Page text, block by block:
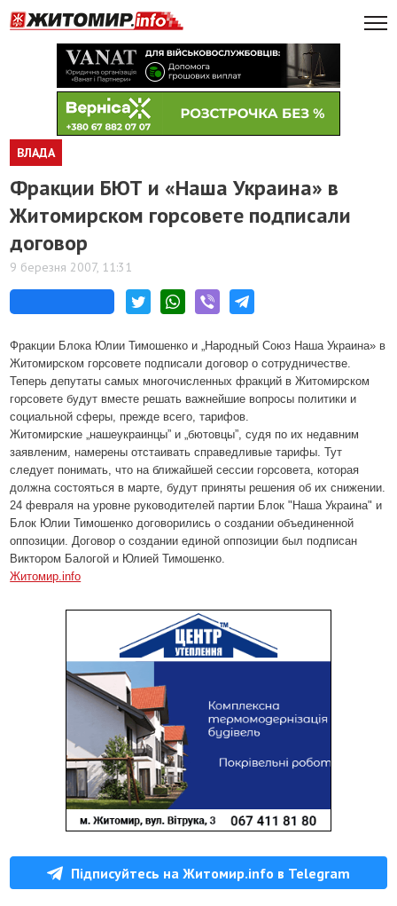
ВЛАДА
Фракции БЮТ и «Наша Украина» в
Житомирском горсовете подписали
договор
9 березня 2007, 11:31
Фракции Блока Юлии Тимошенко и „Народный Союз Наша Украина» в
Житомирском горсовете подписали договор о сотрудничестве.
Теперь депутаты самых многочисленных фракций в Житомирском
горсовете будут вместе решать важнейшие вопросы политики и
социальной сферы, прежде всего, тарифов.
Житомирские „нашеукраинцы” и „бютовцы”, судя по их недавним
заявленим, намерены отстаивать справедливые тарифы. Тут
следует понимать, что на ближайшей сессии горсовета, которая
должна состояться в марте, будут приняты решения об их снижении.
24 февраля на уровне руководителей партии Блок "Наша Украина" и
Блок Юлии Тимошенко договорились о создании объединенной
оппозиции. Договор о создании единой оппозиции был подписан
Виктором Балогой и Юлией Тимошенко.
Житомир.info
Підписуйтесь на Житомир.info в Telegram